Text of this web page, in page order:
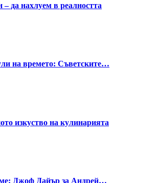
да нахлуем в реалността
на времето: Съветските…
изкуство на кулинарията
Джоф Дайър за Андрей…